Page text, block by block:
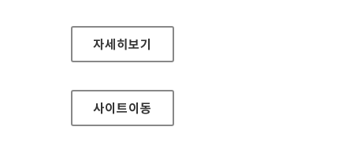
현대HDS
자세히보기
사이트이동